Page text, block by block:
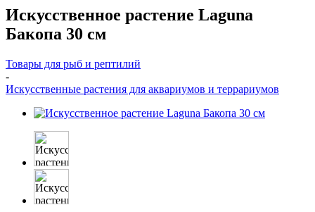
Искусственное растение Laguna
Бакопа 30 см
Товары для рыб и рептилий
-
Искусственные растения для аквариумов и террариумов